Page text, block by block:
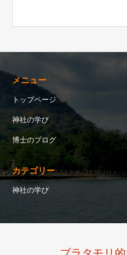
メニュー
トップページ
神社の学び
博士のブログ
カテゴリー
神社の学び